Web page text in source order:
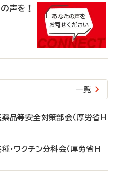
声を！
一覧
品等安全対策部会（厚労省H
ワクチン分科会（厚労省H